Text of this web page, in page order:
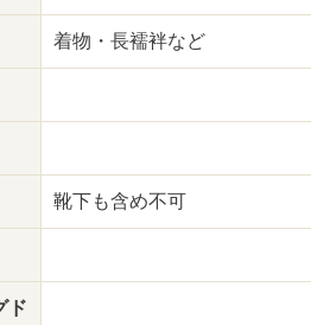
着物・長襦袢など
靴下も含め不可
ド